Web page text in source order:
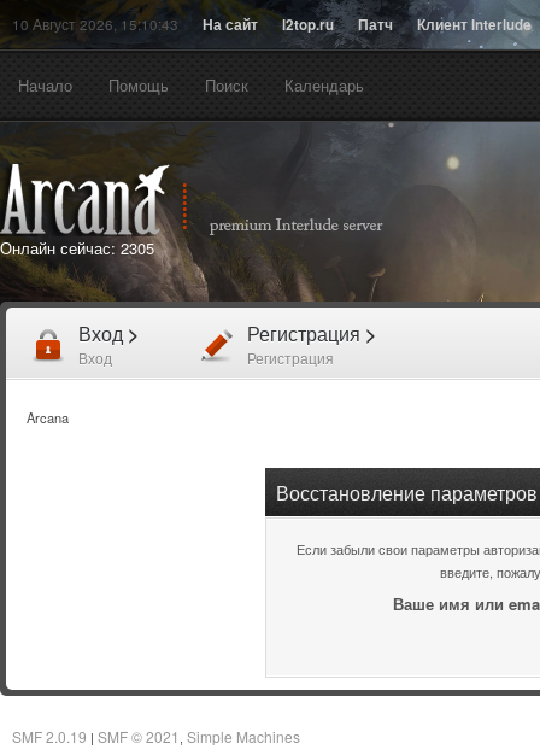
10 Август 2026, 15:10:43 На сайт l2top.ru Патч Клиент Interlude
Начало Помощь Поиск Календарь
Онлайн сейчас: 2305
Вход >
Вход
Регистрация >
Регистрация
Arcana
Восстановление
Если забыли свои параметры
введите,
Ваше имя или
SMF 2.0.19 SMF © 2021 , Simple Machines